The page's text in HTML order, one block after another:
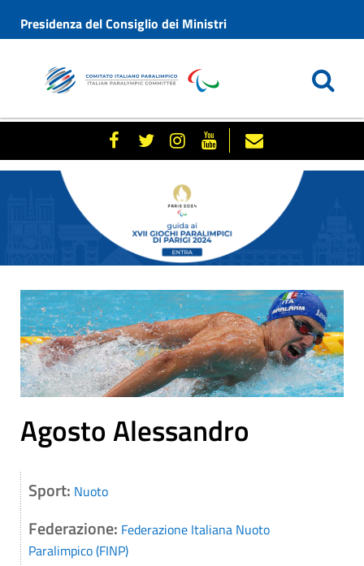
Presidenza del Consiglio dei Ministri
Agosto Alessandro
Sport: Nuoto
Federazione: Federazione Italiana Nuoto
Paralimpico (FINP)